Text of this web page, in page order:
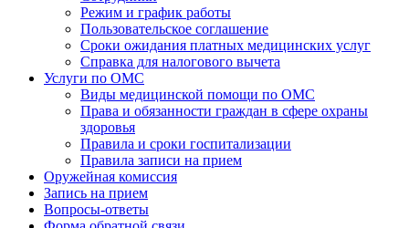
Режим и график работы
Пользовательское соглашение
Сроки ожидания платных медицинских услуг
Справка для налогового вычета
Услуги по ОМС
Виды медицинской помощи по ОМС
Права и обязанности граждан в сфере охраны
здоровья
Правила и сроки госпитализации
Правила записи на прием
Оружейная комиссия
Запись на прием
Вопросы-ответы